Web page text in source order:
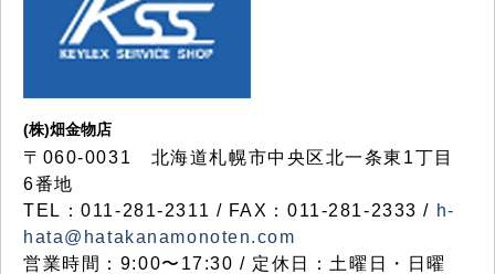
(株)畑金物店
〒060-0031 北海道札幌市中央区北一条東1丁目
6番地
TEL：011-281-2311 / FAX：011-281-2333 / h-
hata@hatakanamonoten.com
営業時間：9:00〜17:30 / 定休日：土曜日・日曜